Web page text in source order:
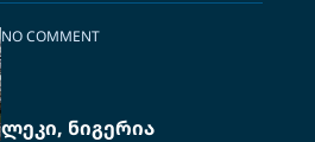
NO COMMENT
ლეკი, ნიგერია